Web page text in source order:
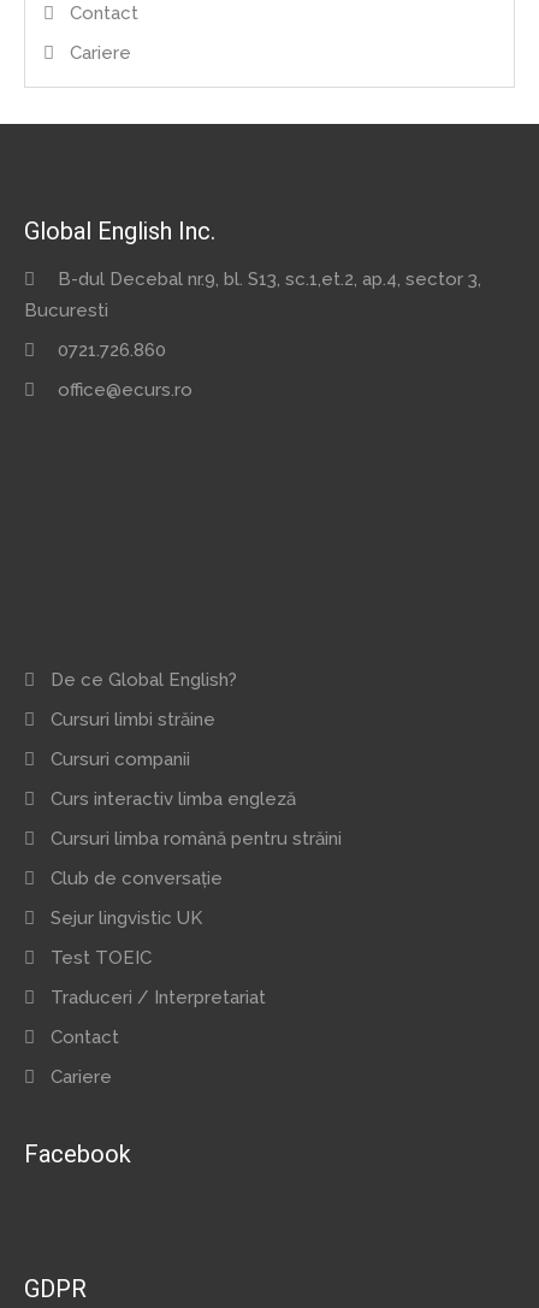
Contact
Cariere
Global English Inc.
B-dul Decebal nr.9, bl. S13, sc.1,et.2, ap.4, sector 3,
Bucuresti
0721.726.860
office@ecurs.ro
De ce Global English?
Cursuri limbi străine
Cursuri companii
Curs interactiv limba engleză
Cursuri limba română pentru străini
Club de conversație
Sejur lingvistic UK
Test TOEIC
Traduceri / Interpretariat
Contact
Cariere
Facebook
GDPR